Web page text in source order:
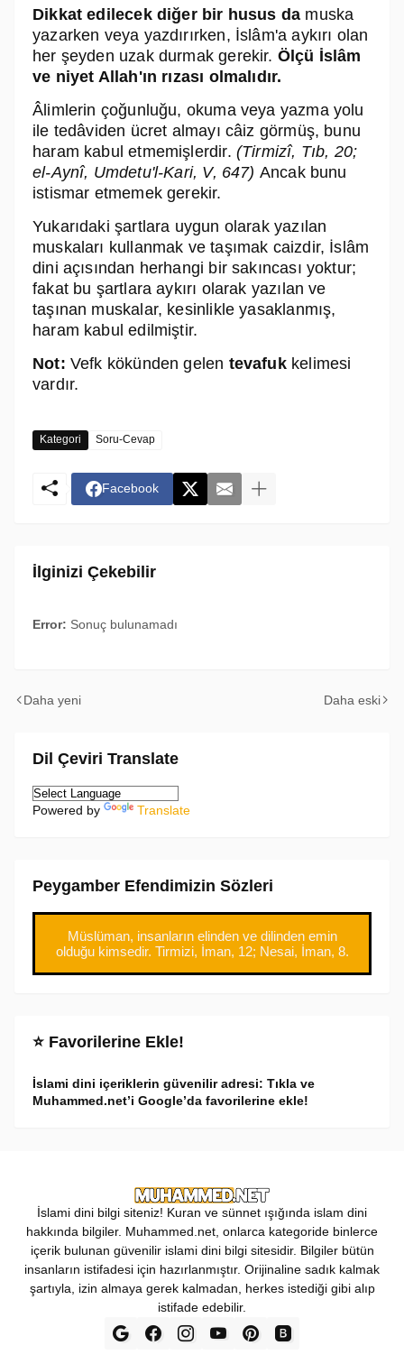
Dikkat edilecek diğer bir husus da muska
yazarken veya yazdırırken, İslâm'a aykırı olan
her şeyden uzak durmak gerekir. Ölçü İslâm
ve niyet Allah'ın rızası olmalıdır.
Âlimlerin çoğunluğu, okuma veya yazma yolu
ile tedâviden ücret almayı câiz görmüş, bunu
haram kabul etmemişlerdir. (Tirmizî, Tıb, 20;
el-Aynî, Umdetu'l-Kari, V, 647) Ancak bunu
istismar etmemek gerekir.
Yukarıdaki şartlara uygun olarak yazılan
muskaları kullanmak ve taşımak caizdir, İslâm
dini açısından herhangi bir sakıncası yoktur;
fakat bu şartlara aykırı olarak yazılan ve
taşınan muskalar, kesinlikle yasaklanmış,
haram kabul edilmiştir.
Not: Vefk kökünden gelen tevafukkelimesi
vardır.
Kategori Soru-Cevap
Facebook
İlginizi Çekebilir
Error: Sonuç bulunamadı
Daha yeni Daha eski
Dil Çeviri Translate
Powered by Translate
Peygamber Efendimizin Sözleri
Müslüman, insanların elinden ve dilinden emin
olduğu kimsedir. Tirmizi, İman, 12; Nesai, İman, 8.
⭐ Favorilerine Ekle!
İslami dini içeriklerin güvenilir adresi: Tıkla ve
Muhammed.net’i Google’da favorilerine ekle!
İslami dini bilgi siteniz! Kuran ve sünnet ışığında islam dini
hakkında bilgiler. Muhammed.net, onlarca kategoride binlerce
içerik bulunan güvenilir islami dini bilgi sitesidir. Bilgiler bütün
insanların istifadesi için hazırlanmıştır. Orijinaline sadık kalmak
şartıyla, izin almaya gerek kalmadan, herkes istediği gibi alıp
istifade edebilir.